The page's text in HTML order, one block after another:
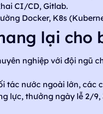
CI/CD, Gitlab.
Docker, K8s
lại cho
nghiệp với đội ngũ
tác nước ngoài lớn, các
lực, thưởng ngày lễ 2/